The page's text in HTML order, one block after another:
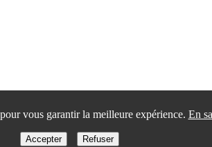
vous garantir la meilleure expérience. En
Accepter Refuser